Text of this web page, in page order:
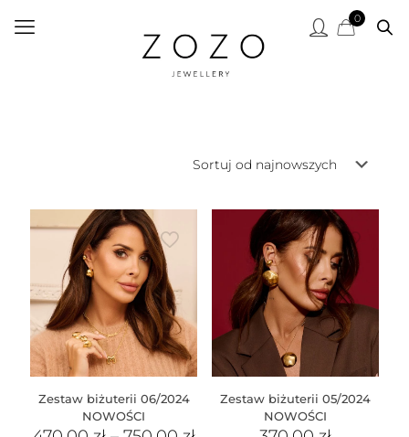
0
Zestaw biżuterii 06/2024
NOWOŚCI
Zestaw biżuterii 05/2024
NOWOŚCI